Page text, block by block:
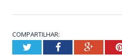
COMPARTILHAR:
TwitterFacebook